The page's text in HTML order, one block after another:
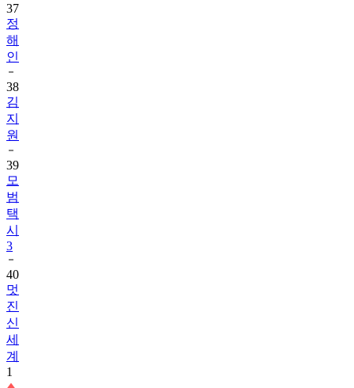
37
정
해
인
38
김
지
원
39
모
범
택
시
3
40
멋
진
신
세
계
1